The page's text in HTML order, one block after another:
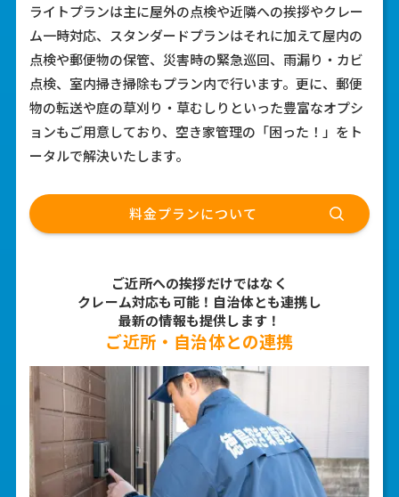
ライトプランは主に屋外の点検や近隣への挨拶やクレー
ム一時対応、スタンダードプランはそれに加えて屋内の
点検や郵便物の保管、災害時の緊急巡回、雨漏り・カビ
点検、室内掃き掃除もプラン内で行います。更に、郵便
物の転送や庭の草刈り・草むしりといった豊富なオプシ
ョンもご用意しており、空き家管理の「困った！」をト
ータルで解決いたします。
料金プランについて
ご近所への挨拶だけではなく
クレーム対応も可能！ 自治体とも連携し
最新の情報も提供します！
ご近所・自治体との連携